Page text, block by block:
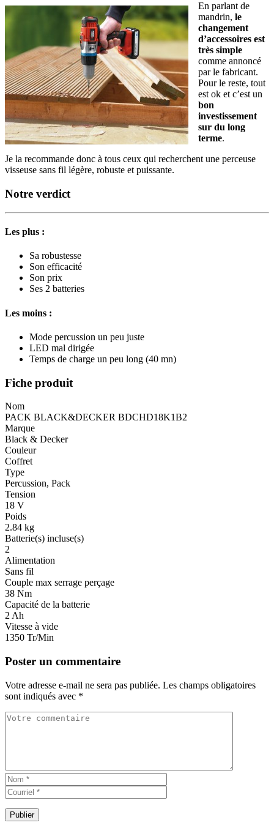
En parlant de
mandrin, le
changement
d’accessoires est
très simple
comme annoncé
par le fabricant.
Pour le reste, tout
est ok et c’est un
bon
investissement
sur du long
terme.
Je la recommande donc à tous ceux qui recherchent une perceuse
visseuse sans fil légère, robuste et puissante.
Notre verdict
Les plus :
Sa robustesse
Son efficacité
Son prix
Ses 2 batteries
Les moins :
Mode percussion un peu juste
LED mal dirigée
Temps de charge un peu long (40 mn)
Fiche produit
Nom
PACK BLACK&DECKER BDCHD18K1B2
Marque
Black & Decker
Couleur
Coffret
Type
Percussion, Pack
Tension
18 V
Poids
2.84 kg
Batterie(s) incluse(s)
2
Alimentation
Sans fil
Couple max serrage perçage
38 Nm
Capacité de la batterie
2 Ah
Vitesse à vide
1350 Tr/Min
Poster un commentaire
Votre adresse e-mail ne sera pas publiée. Les champs obligatoires
sont indiqués avec *